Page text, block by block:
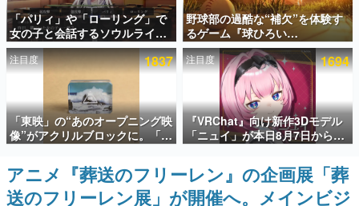
アプリセール情報
インタビュー
連載・特集一覧
殿堂入り記事
SNS拡散数が数千以上！ ページビュー数万以上！ などな
ど。多くの人々に読まれた、電ファミ渾身の“殿堂入り”記
事をまとめました。
ゲームの企画書
名作ゲームクリエイターの方々に製作時のエピソードをお
聞きし、ヒットする企画（ゲーム）とは何か？を探ってい
「パリィ」や「ローリング」で
女の子と会話するソウルライク
恋愛ゲーム『小早川さんはソウ
ルライク』無料公開。返事に失
敗すると「YOU DIED」
野球部の過酷な“補欠”を体験す
るゲーム『球ひろい
Simulator』が「1件」のウィッ
シュリストをもとにチェコ語に
対応しSNSで話題に。『キング
ダム・カム』開発元やチェコの
プロ野球選手から称賛の声
注目度 1837
「東映」の“あのオープニング映
像”がアクリルブロックに。「東
映ヒストリカル グッズコレクシ
ョン」が8月下旬より発売
注目度 1694
『VRChat』向け新作3Dモデル
「ニュイ」が本日8月7日から
BOOTHにて発売。瞳に光る星
や感情豊かな表情が、小悪魔か
わいい
アニメ『葬送のフリーレン』の企画展「葬
送のフリーレン展」が開催へ。メインビジ